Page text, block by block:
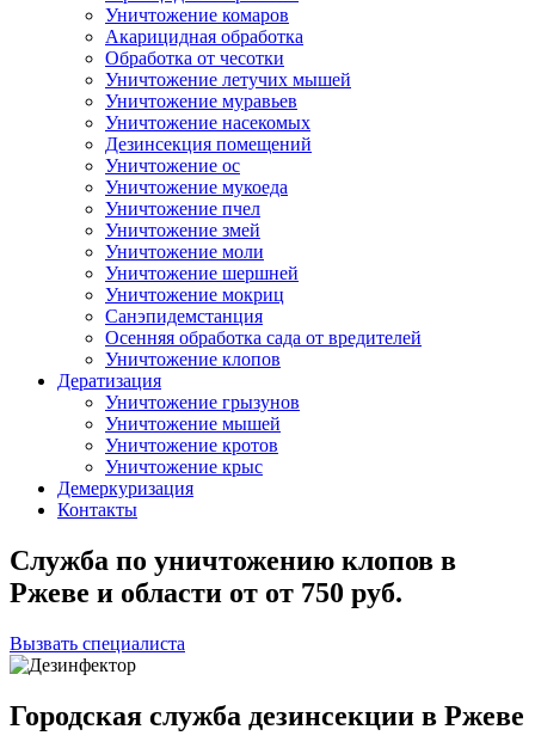
Уничтожение комаров
Акарицидная обработка
Обработка от чесотки
Уничтожение летучих мышей
Уничтожение муравьев
Уничтожение насекомых
Дезинсекция помещений
Уничтожение ос
Уничтожение мукоеда
Уничтожение пчел
Уничтожение змей
Уничтожение моли
Уничтожение шершней
Уничтожение мокриц
Санэпидемстанция
Осенняя обработка сада от вредителей
Уничтожение клопов
Дератизация
Уничтожение грызунов
Уничтожение мышей
Уничтожение кротов
Уничтожение крыс
Демеркуризация
Контакты
Служба по уничтожению клопов в
Ржеве и области от от 750 руб.
Вызвать специалиста
Городская служба дезинсекции в Ржеве